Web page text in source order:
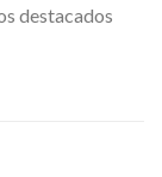
destacados